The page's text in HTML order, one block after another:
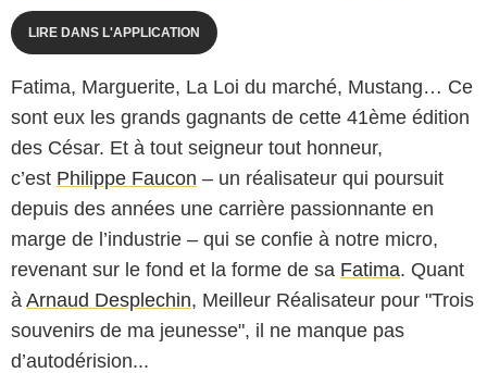
LIRE DANS L'APPLICATION
Fatima, Marguerite, La Loi du marché, Mustang… Ce
sont eux les grands gagnants de cette 41ème édition
des César. Et à tout seigneur tout honneur,
c’est Philippe Faucon – un réalisateur qui poursuit
depuis des années une carrière passionnante en
marge de l’industrie – qui se confie à notre micro,
revenant sur le fond et la forme de sa Fatima. Quant
à Arnaud Desplechin, Meilleur Réalisateur pour "Trois
souvenirs de ma jeunesse", il ne manque pas
d’autodérision...